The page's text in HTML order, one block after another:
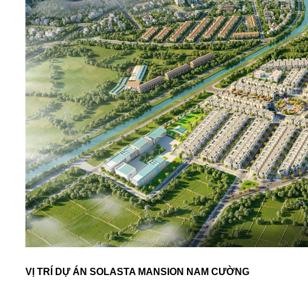
VỊ TRÍ DỰ ÁN SOLASTA MANSION NAM CƯỜNG